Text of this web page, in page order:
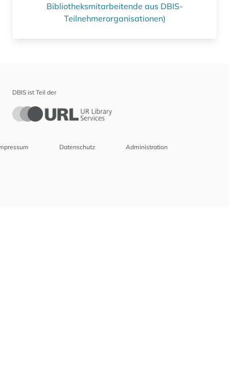
Bibliotheksmitarbeitende aus DBIS-
Teilnehmerorganisationen)
DBIS ist Teil der
Datenschutz Administration